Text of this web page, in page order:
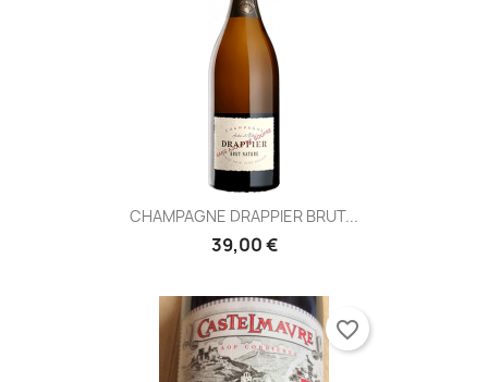
CHAMPAGNE DRAPPIER BRUT...
39,00 €
favorite_border